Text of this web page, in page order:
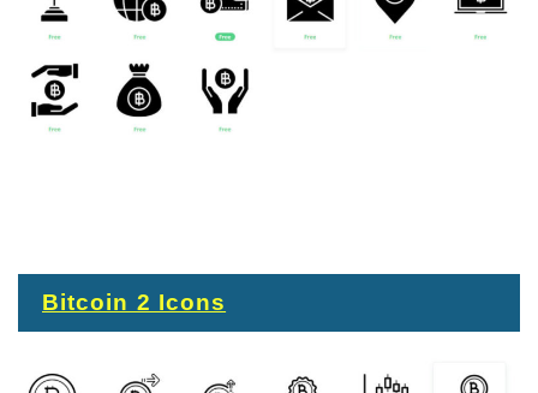
Bitcoin 2 Icons